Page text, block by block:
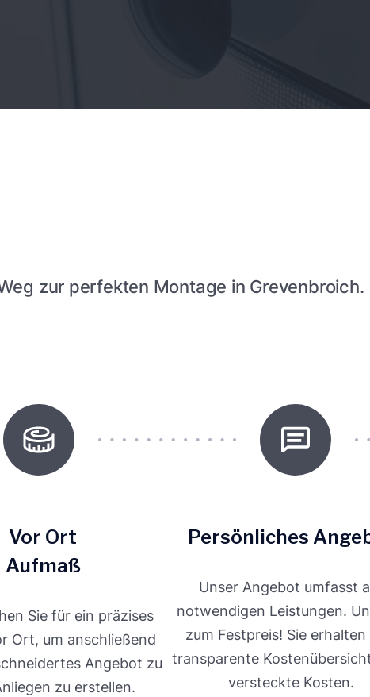
zur perfekten Montage in Grevenbroich.
Vor Ort
Aufmaß
Sie für ein präzises
Ort, um anschließend
Angebot zu
zu erstellen.
Persönliches
Unser Angebot umfasst
notwendigen Leistungen.
zum Festpreis! Sie erhalten
transparente
versteckte Kosten.